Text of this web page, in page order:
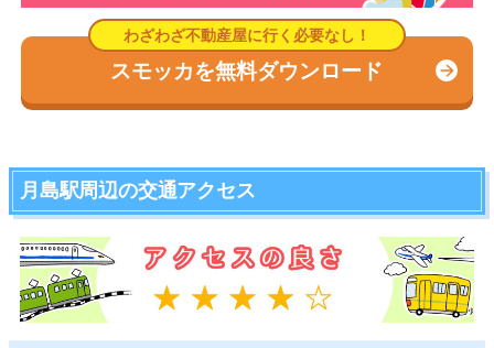
スモッカを無料ダウンロード
月島駅周辺の交通アクセス